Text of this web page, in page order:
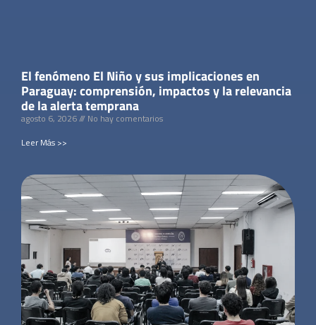
El fenómeno El Niño y sus implicaciones en
Paraguay: comprensión, impactos y la relevancia
de la alerta temprana
agosto 6, 2026
No hay comentarios
Leer Más >>